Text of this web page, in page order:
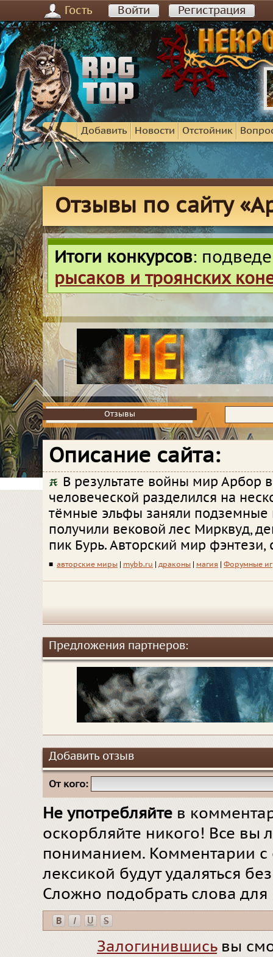
Гость Войти Регистрация
Добавить Новости Отстойник
Отзывы по сайту
Итоги конкурсов:
рысаков и троянских
Отзывы
Отзывы
Описание сайта:
В результате войны мир Арбор
человеческой разделился на
тёмные эльфы заняли подземные
получили вековой лес Мирквуд,
пик Бурь. Авторский мир фэнтези,
■ авторские миры mybb.ru драконы магия Форумные
Предложения партнеров:
Добавить отзыв
От кого:
Не употребляйте в
оскорбляйте никого! Все вы
пониманием. Комментарии
лексикой будут удаляться
Сложно подобрать слова
Залогинившисьвы